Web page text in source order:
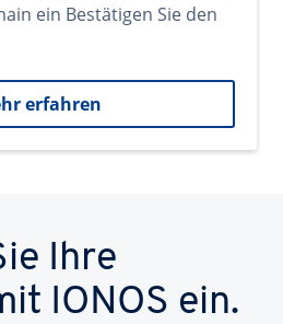
ein Bestätigen Sie den
erfahren
Ihre
IONOS ein.